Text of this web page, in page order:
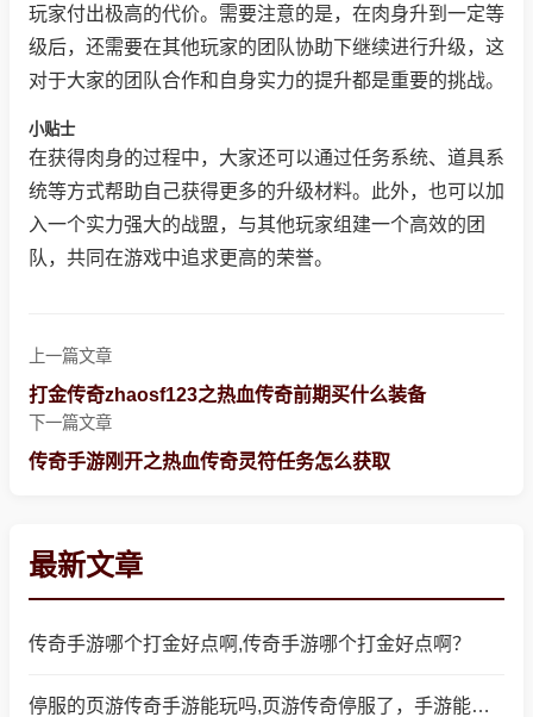
玩家付出极高的代价。需要注意的是，在肉身升到一定等
级后，还需要在其他玩家的团队协助下继续进行升级，这
对于大家的团队合作和自身实力的提升都是重要的挑战。
小贴士
在获得肉身的过程中，大家还可以通过任务系统、道具系
统等方式帮助自己获得更多的升级材料。此外，也可以加
入一个实力强大的战盟，与其他玩家组建一个高效的团
队，共同在游戏中追求更高的荣誉。
上一篇文章
打金传奇zhaosf123之热血传奇前期买什么装备
下一篇文章
传奇手游刚开之热血传奇灵符任务怎么获取
最新文章
传奇手游哪个打金好点啊,传奇手游哪个打金好点啊？
停服的页游传奇手游能玩吗,页游传奇停服了，手游能玩吗？